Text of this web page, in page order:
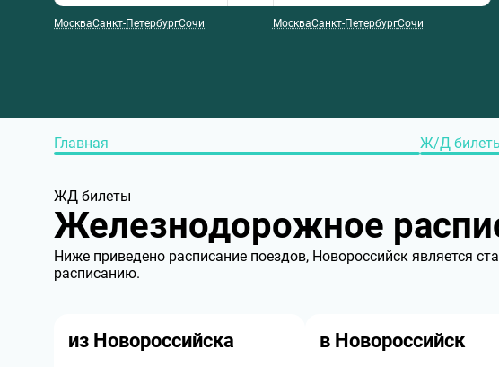
МоскваСанкт-ПетербургСочи МоскваСанкт-ПетербургСочи
Главная Ж/Д
ЖД билеты
Железнодорожное
Ниже приведено расписание поездов, Новороссийск является
расписанию.
из Новороссийска в Новороссийск